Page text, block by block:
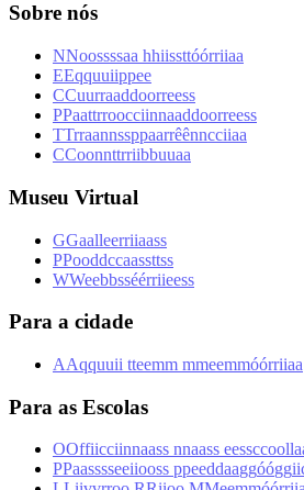
Sobre nós
NNoossssaa hhiissttóórriiaa
EEqquuiippee
CCuurraaddoorreess
PPaattrroocciinnaaddoorreess
TTrraannssppaarrêênncciiaa
CCoonnttrriibbuuaa
Museu Virtual
GGaalleerriiaass
PPooddccaassttss
WWeebbsséérriieess
Para a cidade
AAqquuii tteemm mmeemmóórriiaa
Para as Escolas
OOffiicciinnaass nnaass eessccoolla
PPaasssseeiiooss ppeeddaaggóóggii